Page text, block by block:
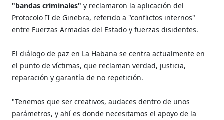
"bandas criminales"y reclamaron la aplicación del
Protocolo II de Ginebra, referido a "conflictos internos"
entre Fuerzas Armadas del Estado y fuerzas disidentes.
El diálogo de paz en La Habana se centra actualmente en
el punto de víctimas, que reclaman verdad, justicia,
reparación y garantía de no repetición.
"Tenemos que ser creativos, audaces dentro de unos
parámetros, y ahí es donde necesitamos el apoyo de la